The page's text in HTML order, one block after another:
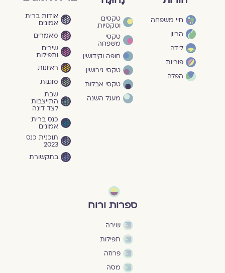
חיי משפחה
הריון
לידה
פוריות
הפלה
טקסים
וטקסיות
טקסי
משפחה
חופה וקידושין
טקסי גירושין
טקסי אבלות
מעגל השנה
אודות ברית
אמונים
מאמרים
שירים
ותפילות
ראיונות
מוגנוּת
שבת
התייצבות
לצד דינה
כנס ברית
אמונים
תוכנית כנס
2023
בתקשורת
ספרות ורוח
שירה
תפילות
פרוזה
מסה